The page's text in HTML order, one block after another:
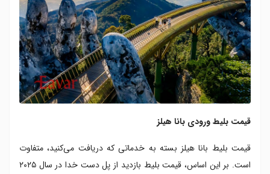
قیمت بلیط ورودی بانا هیلز
قیمت بلیط بانا هیلز بسته به خدماتی که دریافت می‌کنید، متفاوت
است. بر این اساس، قیمت بلیط بازدید از پل دست خدا در سال ۲۰۲۵